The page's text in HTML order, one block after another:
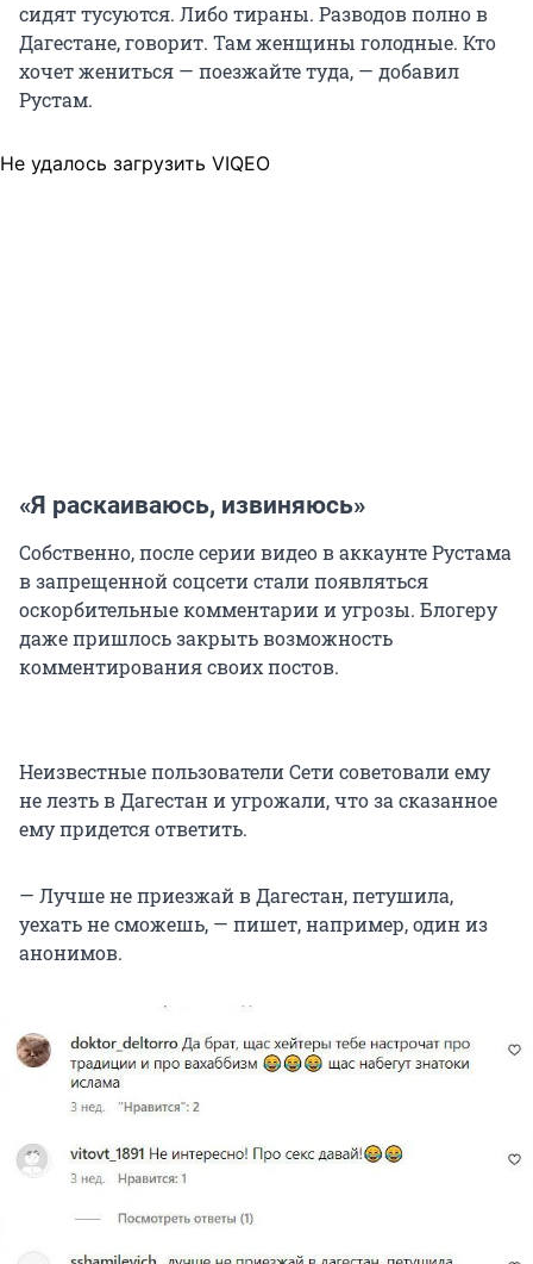
сидят тусуются. Либо тираны. Разводов полно в
Дагестане, говорит. Там женщины голодные. Кто
хочет жениться — поезжайте туда, — добавил
Рустам.
Не удалось загрузить VIQEO
«Я раскаиваюсь, извиняюсь»
Собственно, после серии видео в аккаунте Рустама
в запрещенной соцсети стали появляться
оскорбительные комментарии и угрозы. Блогеру
даже пришлось закрыть возможность
комментирования своих постов.
Неизвестные пользователи Сети советовали ему
не лезть в Дагестан и угрожали, что за сказанное
ему придется ответить.
— Лучше не приезжай в Дагестан, петушила,
уехать не сможешь, — пишет, например, один из
анонимов.